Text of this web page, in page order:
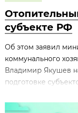
субъекте РФ
Об этом заявил
коммунального
Владимир Якушев
подготовке